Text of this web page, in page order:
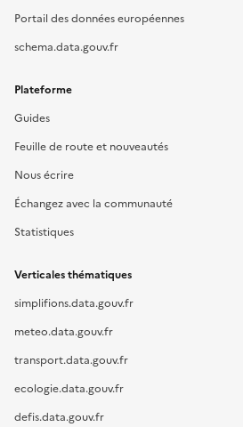
Portail des données européennes
schema.data.gouv.fr
Plateforme
Guides
Feuille de route et nouveautés
Nous écrire
Échangez avec la communauté
Statistiques
Verticales thématiques
simplifions.data.gouv.fr
meteo.data.gouv.fr
transport.data.gouv.fr
ecologie.data.gouv.fr
defis.data.gouv.fr